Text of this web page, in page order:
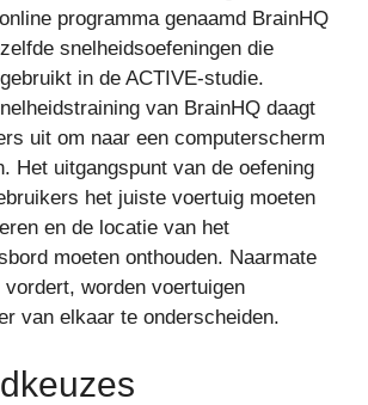
programma genaamd BrainHQ
snelheidsoefeningen die
in de ACTIVE-studie.
van BrainHQ daagt
uit om naar een computerscherm
Het uitgangspunt van de oefening
het juiste voertuig moeten
en de locatie van het
moeten onthouden. Naarmate
vordert, worden voertuigen
van elkaar te onderscheiden.